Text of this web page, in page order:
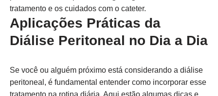
tratamento e os cuidados com o cateter.
Aplicações Práticas da
Diálise Peritoneal no Dia a Dia
Se você ou alguém próximo está considerando a diálise
peritoneal, é fundamental entender como incorporar esse
tratamento na rotina diária. Aqui estão algumas dicas e